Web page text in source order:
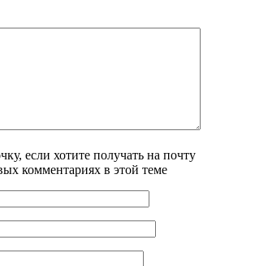
если хотите получать на почту
комментариях в этой теме